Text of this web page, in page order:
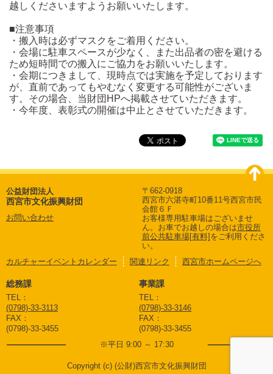
越しくださいますようお願いいたします。
■注意事項
・搬入時は必ずマスクをご着用ください。
・会場に駐車スペースが少なく、また出品者の密を避ける
ため短時間での搬入にご協力をお願いいたします。
・会期につきまして、現時点では実施を予定しております
が、直前であってもやむなく変更する可能性がございま
す。その場合、当財団HPへ掲載させていただきます。
・今年度、表彰式の開催は中止とさせていただきます。
公益財団法人
西宮市文化振興財団
お問い合わせ
カルチャーイベントカレンダー 関連リンク 西宮市ホームページへ
〒662-0918
西宮市六湛寺町10番11号西宮市民
会館６Ｆ
お客様専用駐車場はございませ
ん。 お車でお越しの場合は市役所
前公共駐車場[有料] をご利用くださ
い。
総務課
TEL：
(0798)-33-3113
FAX：
(0798)-33-3455
事業課
TEL：
(0798)-33-3146
FAX：
(0798)-33-3455
※平日 9:00 ～ 17:30
Copyright (c) (公財)西宮市文化振興財団